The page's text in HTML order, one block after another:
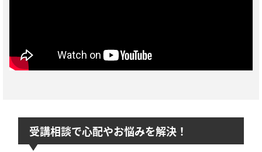
受講相談で心配やお悩みを解決！